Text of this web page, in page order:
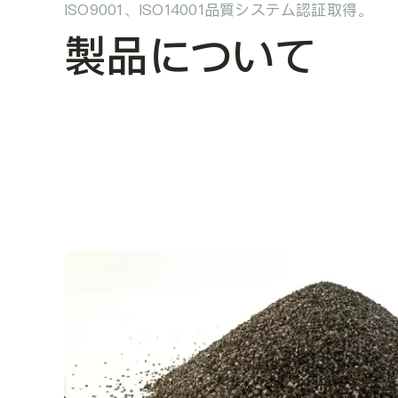
ISO9001、ISO14001品質システム認証取得。
製品について